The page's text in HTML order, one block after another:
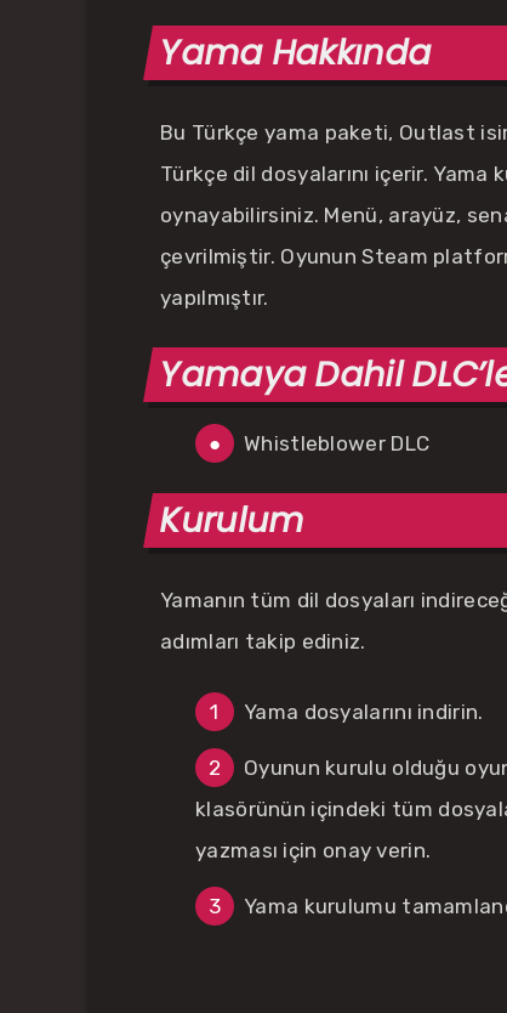
Yama Hakkında
Bu Türkçe yama paketi, Outlast
Türkçe dil dosyalarını içerir.
oynayabilirsiniz. Menü, arayüz,
çevrilmiştir. Oyunun Steam
yapılmıştır.
Yamaya Dahil
Whistleblower DLC
Kurulum
Yamanın tüm dil dosyaları
adımları takip ediniz.
Yama dosyalarını indirin.
Oyunun kurulu olduğu
klasörünün içindeki tüm
yazması için onay verin.
Yama kurulumu